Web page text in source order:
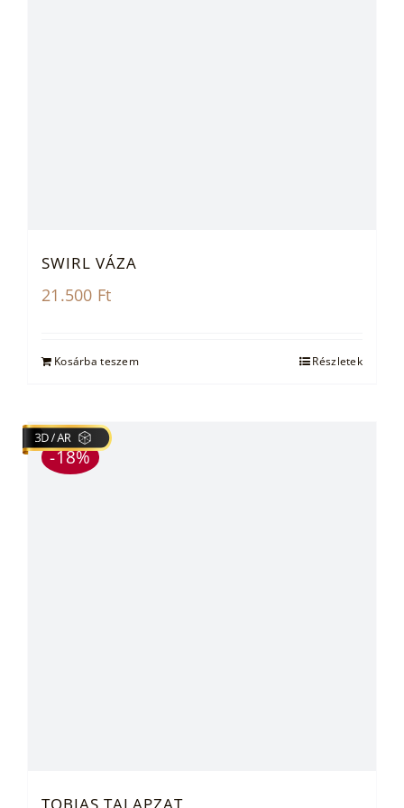
SWIRL VÁZA
21.500 Ft
Kosárba teszem Részletek
-18%
TOBIAS TALAPZAT